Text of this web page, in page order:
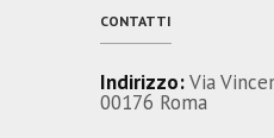
CONTATTI
Indirizzo:Via
00176 Roma